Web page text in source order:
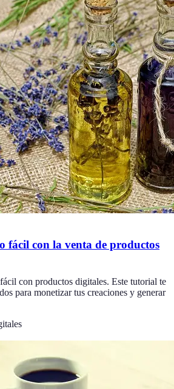
fácil con la venta de productos
con productos digitales. Este tutorial te
para monetizar tus creaciones y generar